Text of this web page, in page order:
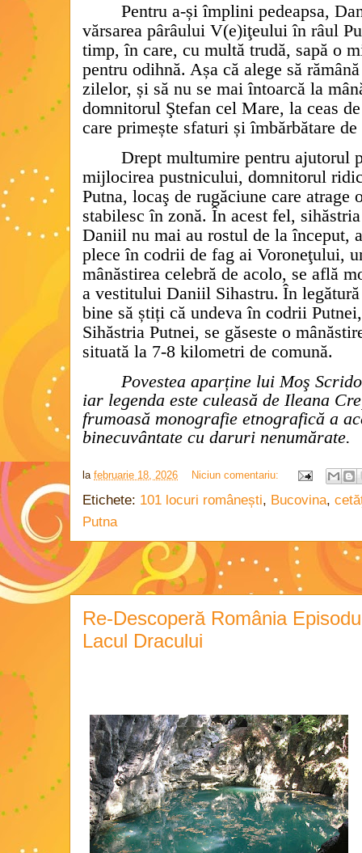
Pentru a-și împlini pedeapsa,
vărsarea pârâului V(e)iţeului în râul
timp, în care, cu multă trudă, sapă o
pentru odihnă. Așa că alege să
zilelor, și să nu se mai întoarcă la
domnitorul Ştefan cel Mare, la ceas
care primește sfaturi și îmbărbătare
Drept multumire pentru ajutorul
mijlocirea pustnicului, domnitorul
Putna, locaş de rugăciune care atrage
stabilesc în zonă. În acest fel,
Daniil nu mai au rostul de la început,
plece în codrii de fag ai Voroneţului,
mânăstirea celebră de acolo, se află
a vestitului Daniil Sihastru. În
bine să știți că undeva în codrii
Sihăstria Putnei, se găseste o
situată la 7-8 kilometri de comună.
Povestea aparține lui Moş
iar legenda este culeasă de Ileana
frumoasă monografie etnografică a
binecuvântate cu daruri nenumărate.
la februarie 18, 2026 Niciun comentariu:
Etichete: 101 locuri românești, Bucovina,
Putna
Re-Descoperă România
Lacul Dracului